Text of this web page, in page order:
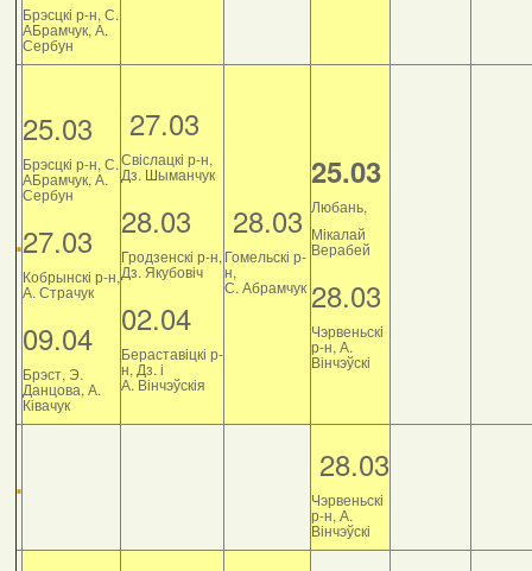
Брэсцкі р-н, С.
АБрамчук, А.
Сербун
25.03
Брэсцкі р-н, С.
АБрамчук, А.
Сербун
27.03
Кобрынскі р-н,
А. Страчук
09.04
Брэст, Э.
Данцова, А.
Ківачук
27.03
Свіслацкі р-н,
Дз. Шыманчук
28.03
Гродзенскі р-н,
Дз. Якубовіч
02.04
Бераставіцкі р-
н, Дз. і
А. Вінчэўскія
28.03
Гомельскі р-
н,
С. Абрамчук
25.03
Любань,
Мікалай
Верабей
28.03
Чэрвеньскі
р-н, А.
Вінчэўскі
28.03
Чэрвеньскі
р-н, А.
Вінчэўскі